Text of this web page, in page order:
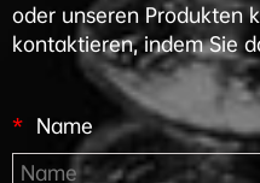
oder unseren Produkten
kontaktieren, indem Sie
* Name